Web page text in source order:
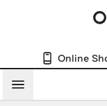
Online
Menü